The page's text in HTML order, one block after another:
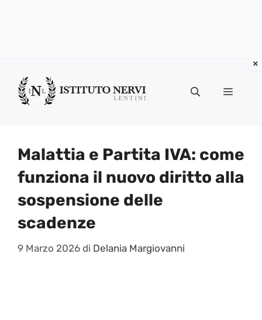
contenuto
Menu
Malattia e Partita IVA: come
funziona il nuovo diritto alla
sospensione delle
scadenze
9 Marzo 2026 di Delania Margiovanni